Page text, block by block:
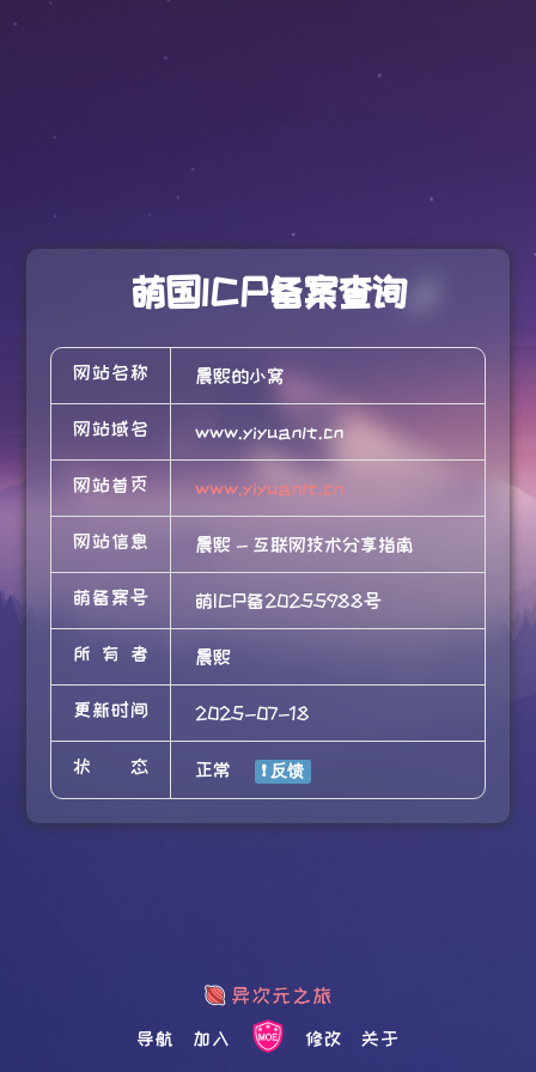
萌国ICP备案查询
网站名称 晨熙的小窝
网站域名 www.yiyuanlt.cn
网站首页 www.yiyuanlt.cn
网站信息 晨熙 - 互联网技术分享指南
萌备案号 萌ICP备20255988号
所有者 晨熙
更新时间 2025-07-18
状态 正常
导航 加入 修改 关于